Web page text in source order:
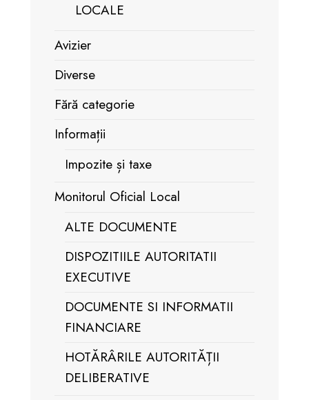
LOCALE
Avizier
Diverse
Fără categorie
Informații
Impozite și taxe
Monitorul Oficial Local
ALTE DOCUMENTE
DISPOZITIILE AUTORITATII
EXECUTIVE
DOCUMENTE SI INFORMATII
FINANCIARE
HOTĂRÂRILE AUTORITĂȚII
DELIBERATIVE